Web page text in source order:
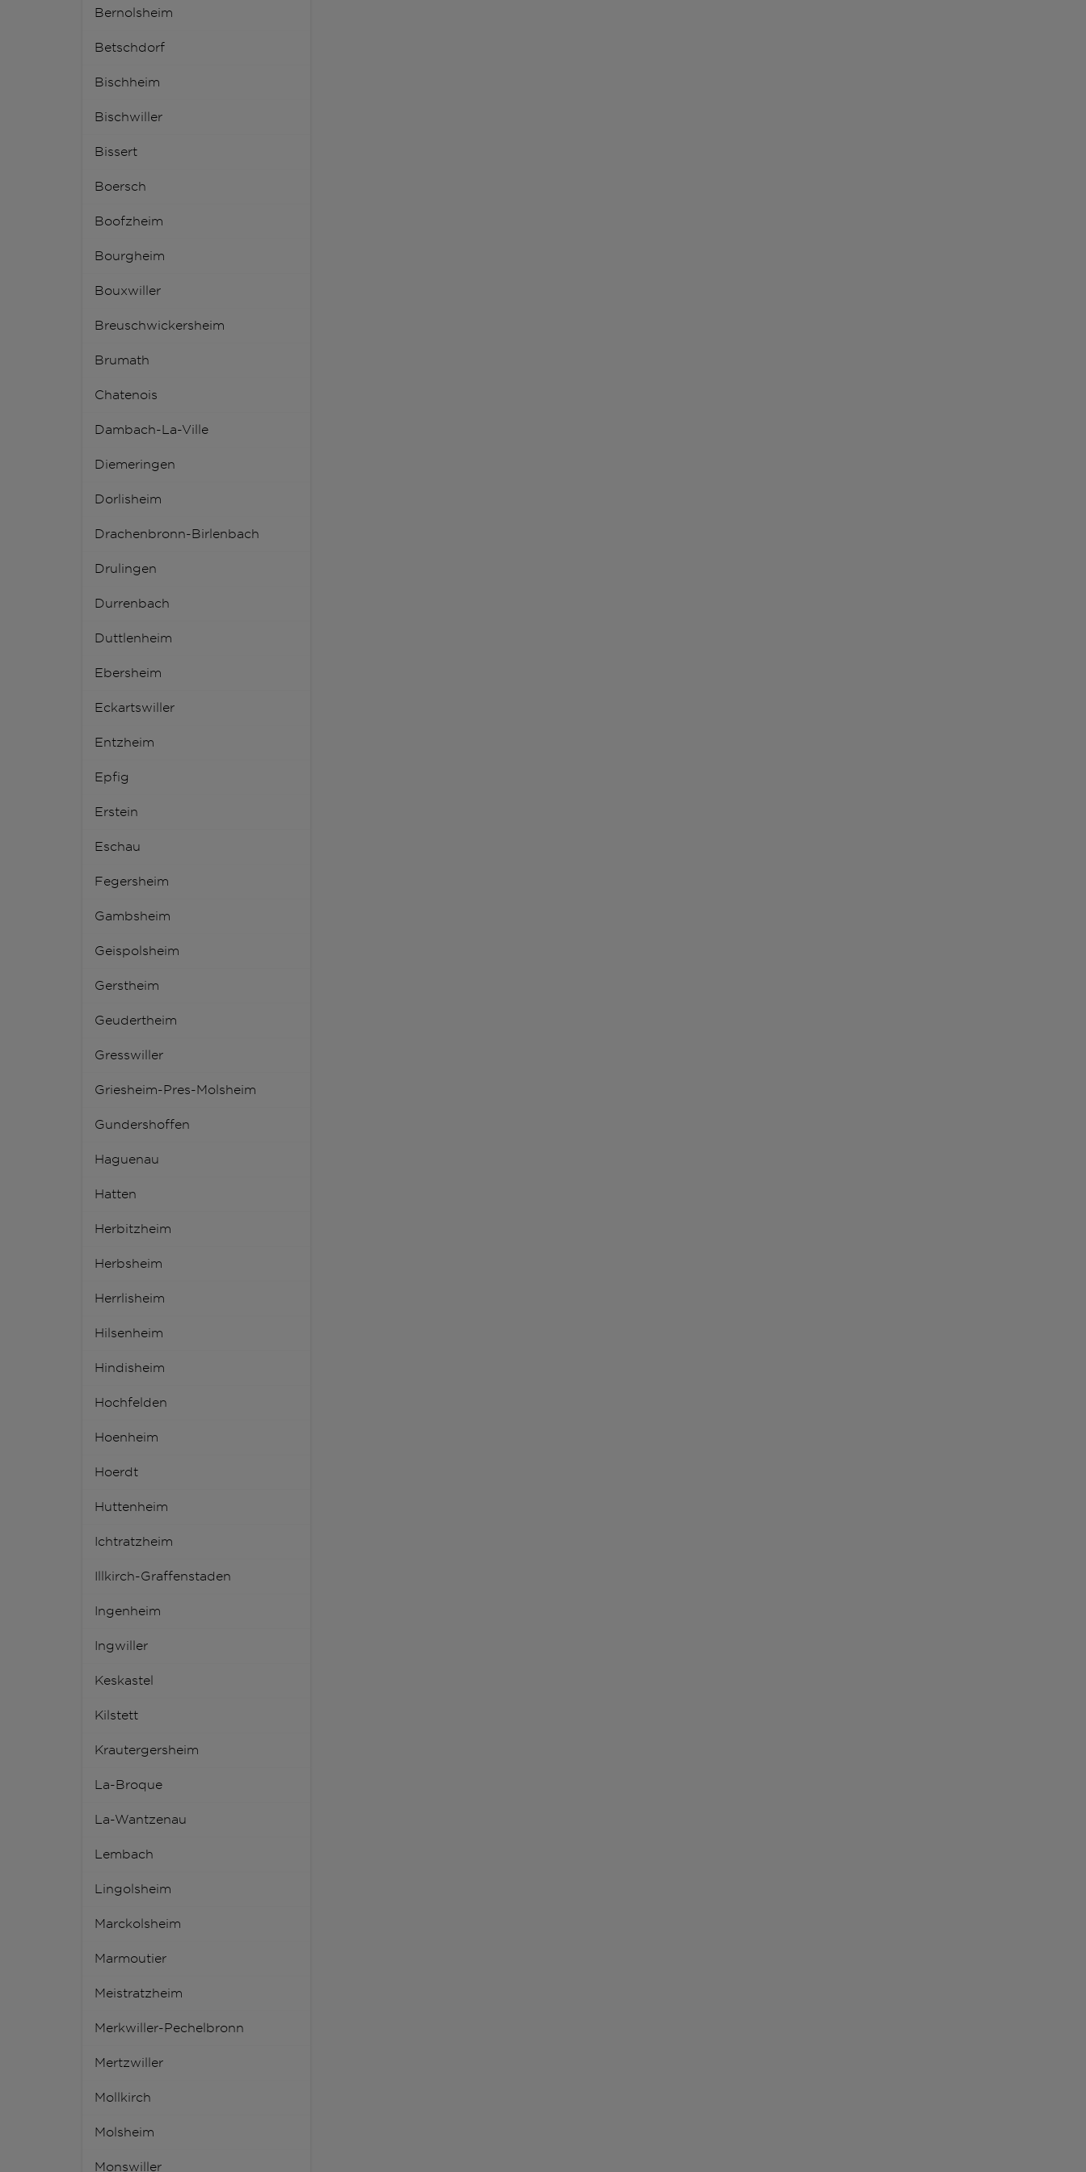
Bernolsheim
Betschdorf
Bischheim
Bischwiller
Bissert
Boersch
Boofzheim
Bourgheim
Bouxwiller
Breuschwickersheim
Brumath
Chatenois
Dambach-La-Ville
Diemeringen
Dorlisheim
Drachenbronn-Birlenbach
Drulingen
Durrenbach
Duttlenheim
Ebersheim
Eckartswiller
Entzheim
Epfig
Erstein
Eschau
Fegersheim
Gambsheim
Geispolsheim
Gerstheim
Geudertheim
Gresswiller
Griesheim-Pres-Molsheim
Gundershoffen
Haguenau
Hatten
Herbitzheim
Herbsheim
Herrlisheim
Hilsenheim
Hindisheim
Hochfelden
Hoenheim
Hoerdt
Huttenheim
Ichtratzheim
Illkirch-Graffenstaden
Ingenheim
Ingwiller
Keskastel
Kilstett
Krautergersheim
La-Broque
La-Wantzenau
Lembach
Lingolsheim
Marckolsheim
Marmoutier
Meistratzheim
Merkwiller-Pechelbronn
Mertzwiller
Mollkirch
Molsheim
Monswiller